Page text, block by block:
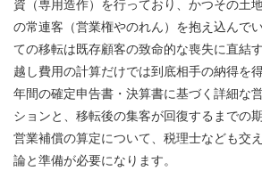
資（専用造作）を行っており、かつその土
の常連客（営業権やのれん）を抱え込んで
ての移転は既存顧客の致命的な喪失に直結
越し費用の計算だけでは到底相手の納得を
年間の確定申告書・決算書に基づく詳細な
ションと、移転後の集客が回復するまでの
営業補償の算定について、税理士なども交
論と準備が必要になります。